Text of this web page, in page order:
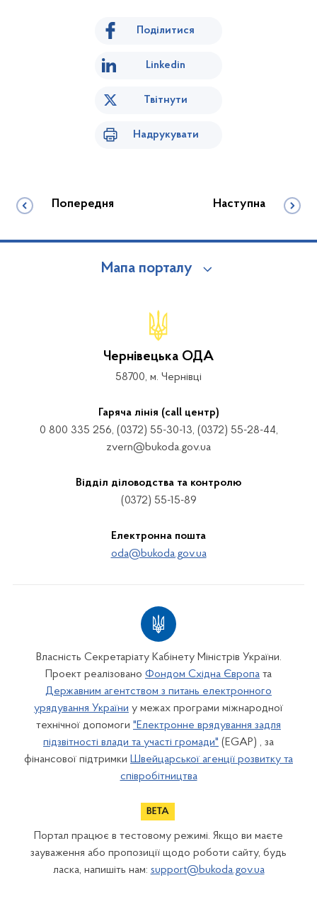
Поділитися
Linkedin
Твітнути
Надрукувати
Попередня Наступна
Мапа порталу
Чернівецька ОДА
58700, м. Чернівці
Гаряча лінія (call центр)
0 800 335 256, (0372) 55-30-13, (0372) 55-28-44,
zvern@bukoda.gov.ua
Відділ діловодства та контролю
(0372) 55-15-89
Електронна пошта
oda@bukoda.gov.ua
Власність Секретаріату Кабінету Міністрів України.
Проект реалізовано Фондом Східна Європа та
Державним агентством з питань електронного
урядування України у межах програми міжнародної
технічної допомоги "Електронне врядування задля
підзвітності влади та участі громади" (EGAP) , за
фінансової підтримки Швейцарської агенції розвитку та
співробітництва
Портал працює в тестовому режимі. Якщо ви маєте
зауваження або пропозиції щодо роботи сайту, будь
ласка, напишіть нам: support@bukoda.gov.ua